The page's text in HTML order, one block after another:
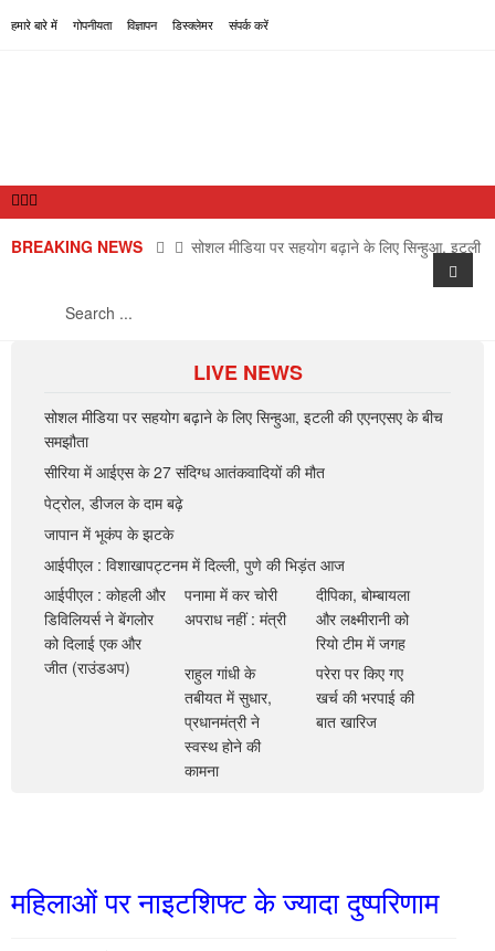
हमारे बारे में गोपनीयता विज्ञापन डिस्क्लेमर संपर्क करें
BREAKING NEWS सोशल मीडिया पर सहयोग बढ़ाने के लिए सिन्हुआ, इटली
पेट्रोल, डीजल के दाम बढ़े
जापान में भूकंप के झटके
आज
आईपीएल : कोहली और डिविलियर्स ने बेंगलोर को दिलाई
एक और जीत (राउंडअप)
पनामा में कर चोरी अपराध नहीं : मंत्री
दीपिका, बोम्बायला और लक्ष्मीरानी को रियो टीम में जगह
राहुल गांधी के तबीयत में सुधार, प्रधानमंत्री ने स्वस्थ
LIVE NEWS
सोशल मीडिया पर सहयोग बढ़ाने के लिए सिन्हुआ, इटली की एएनएसए के बीच
समझौता
सीरिया में आईएस के 27 संदिग्ध आतंकवादियों की मौत
पेट्रोल, डीजल के दाम बढ़े
जापान में भूकंप के झटके
आईपीएल : विशाखापट्टनम में दिल्ली, पुणे की भिड़ंत आज
आईपीएल : कोहली और
डिविलियर्स ने बेंगलोर
को दिलाई एक और
जीत (राउंडअप)
पनामा में कर चोरी
अपराध नहीं : मंत्री
दीपिका, बोम्बायला
और लक्ष्मीरानी को
रियो टीम में जगह
राहुल गांधी के
तबीयत में सुधार,
प्रधानमंत्री ने
स्वस्थ होने की
कामना
परेरा पर किए गए
खर्च की भरपाई की
बात खारिज
महिलाओं पर नाइटशिफ्ट के ज्यादा दुष्परिणाम
अंतरराष्ट्रीय
मनोरंजन
खरी बात
आधी दुनिया
फीचर